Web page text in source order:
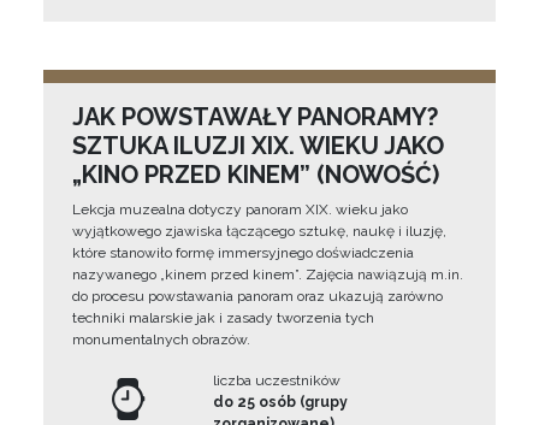
JAK POWSTAWAŁY PANORAMY?
SZTUKA ILUZJI XIX. WIEKU JAKO
„KINO PRZED KINEM” (NOWOŚĆ)
Lekcja muzealna dotyczy panoram XIX. wieku jako
wyjątkowego zjawiska łączącego sztukę, naukę i iluzję,
które stanowiło formę immersyjnego doświadczenia
nazywanego „kinem przed kinem”. Zajęcia nawiązują m.in.
do procesu powstawania panoram oraz ukazują zarówno
techniki malarskie jak i zasady tworzenia tych
monumentalnych obrazów.
liczba uczestników
do 25 osób (grupy